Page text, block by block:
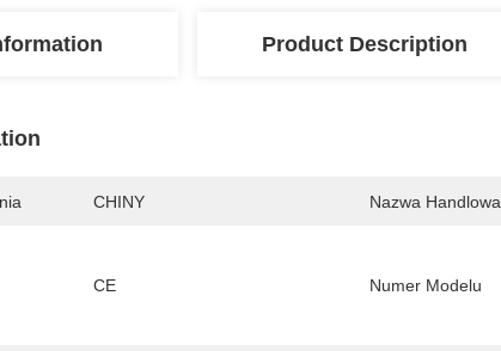
Product Description
CHINY Nazwa Handlowa
CE Numer Modelu